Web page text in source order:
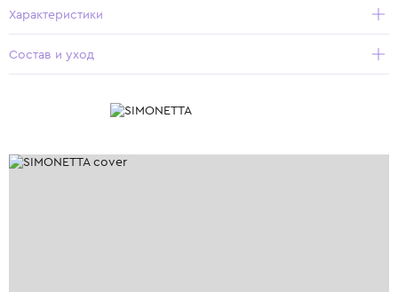
Характеристики
Состав и уход